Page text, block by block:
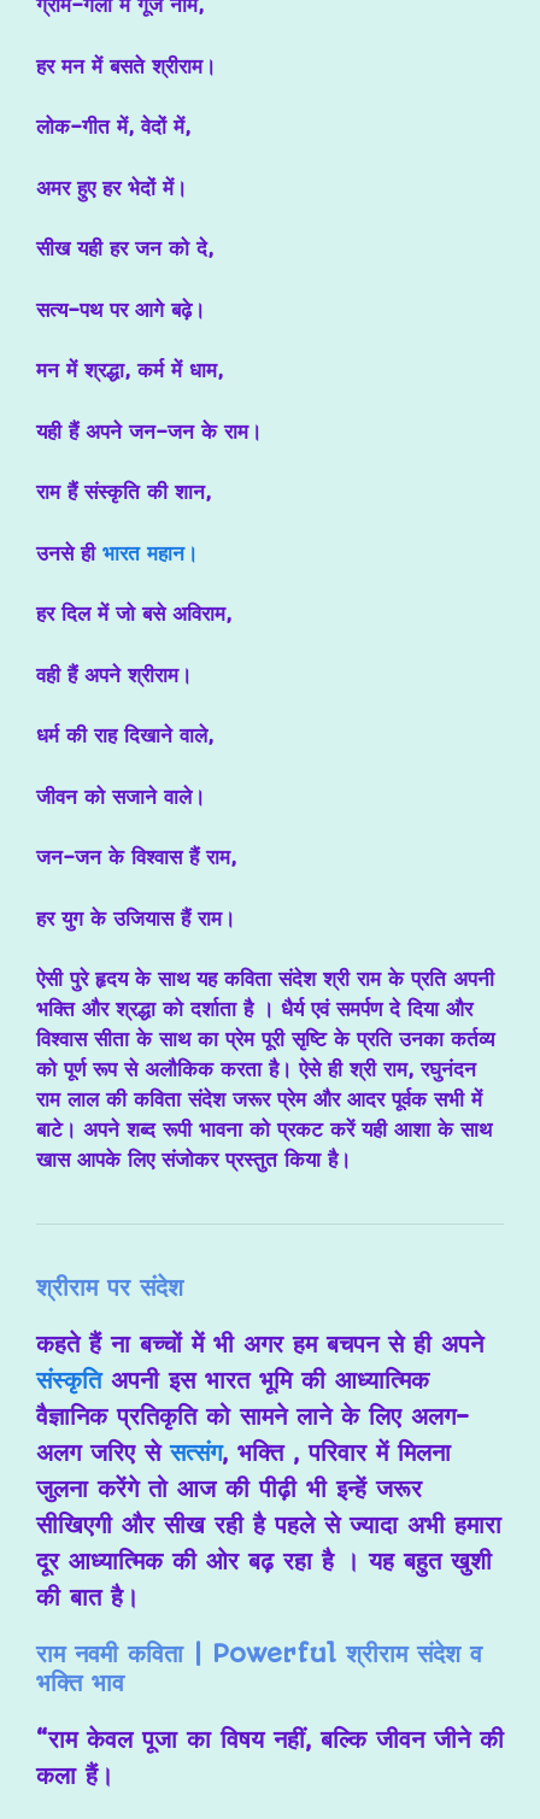
हर मन में बसते श्रीराम।
लोक-गीत में, वेदों में,
अमर हुए हर भेदों में।
सीख यही हर जन को दे,
सत्य-पथ पर आगे बढ़े।
मन में श्रद्धा, कर्म में धाम,
यही हैं अपने जन-जन के राम।
राम हैं संस्कृति की शान,
उनसे ही भारत महान।
हर दिल में जो बसे अविराम,
वही हैं अपने श्रीराम।
धर्म की राह दिखाने वाले,
जीवन को सजाने वाले।
जन-जन के विश्वास हैं राम,
हर युग के उजियास हैं राम।
ऐसी पुरे हृदय के साथ यह कविता संदेश श्री राम के प्रति अपनी
भक्ति और श्रद्धा को दर्शाता है । धैर्य एवं समर्पण दे दिया और
विश्वास सीता के साथ का प्रेम पूरी सृष्टि के प्रति उनका कर्तव्य
को पूर्ण रूप से अलौकिक करता है। ऐसे ही श्री राम, रघुनंदन
राम लाल की कविता संदेश जरूर प्रेम और आदर पूर्वक सभी में
बाटे। अपने शब्द रूपी भावना को प्रकट करें यही आशा के साथ
खास आपके लिए संजोकर प्रस्तुत किया है।
श्रीराम पर संदेश
कहते हैं ना बच्चों में भी अगर हम बचपन से ही अपने
संस्कृतिअपनी इस भारत भूमि की आध्यात्मिक
वैज्ञानिक प्रतिकृति को सामने लाने के लिए अलग-
अलग जरिए सेसत्संग, भक्ति , परिवार में मिलना
जुलना करेंगे तो आज की पीढ़ी भी इन्हें जरूर
सीखिएगी और सीख रही है पहले से ज्यादा अभी हमारा
दूर आध्यात्मिक की ओर बढ़ रहा है । यह बहुत खुशी
की बात है।
राम नवमी कविता | Powerful श्रीराम संदेश व
भक्ति भाव
“राम केवल पूजा का विषय नहीं, बल्कि जीवन जीने की
कला हैं।